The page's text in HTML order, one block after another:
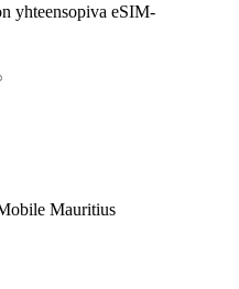
yhteensopiva eSIM-
Mauritius